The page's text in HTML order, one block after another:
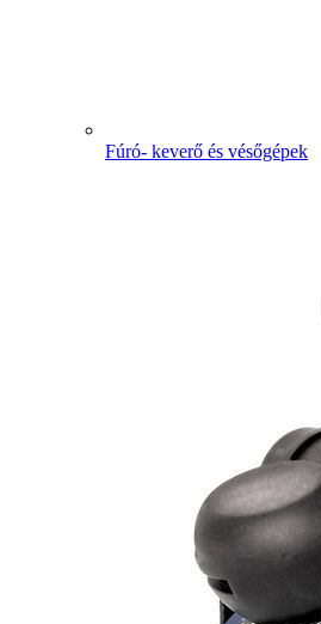
Fúró- keverő és vésőgépek